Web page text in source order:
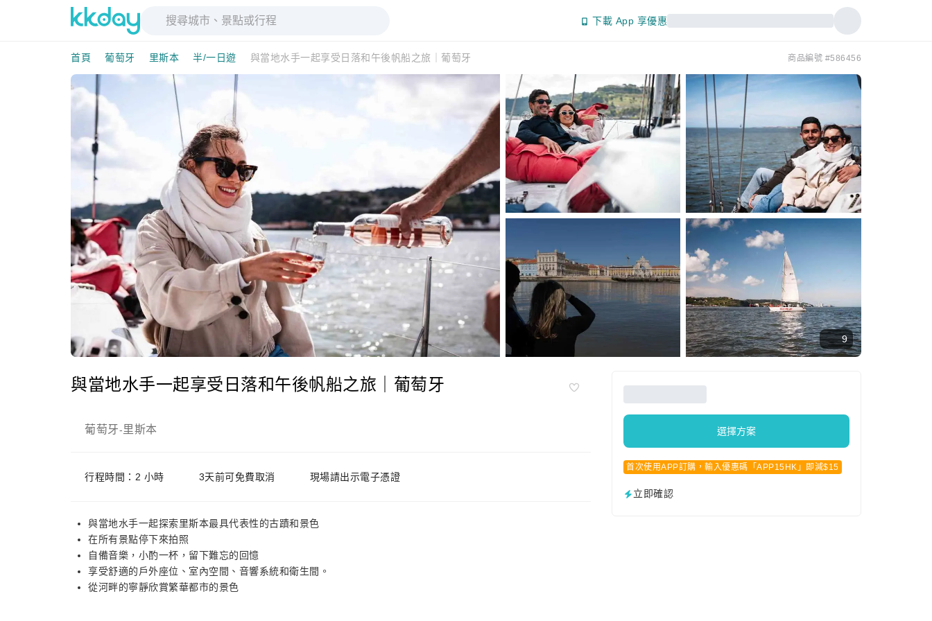
下載 App 享優惠
首頁 葡萄牙 里斯本 半/一日遊 與當地水手一起享受日落和午後帆船之旅｜葡萄牙 商品編號 #586456
9
與當地水手一起享受日落和午後帆船之旅｜葡萄牙
葡萄牙-里斯本
行程時間：2 小時 3天前可免費取消 現場請出示電子憑證
與當地水手一起探索里斯本最具代表性的古蹟和景色
在所有景點停下來拍照
自備音樂，小酌一杯，留下難忘的回憶
享受舒適的戶外座位、室內空間、音響系統和衛生間。
從河畔的寧靜欣賞繁華都市的景色
選擇方案
首次使用APP訂購，輸入優惠碼「APP15HK」即減$15
立即確認